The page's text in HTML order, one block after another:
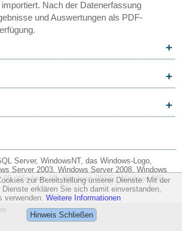
Nach der Datenerfassung
und Auswertungen als PDF-
Server, WindowsNT, das Windows-Logo,
Server 2003, Windows Server 2008, Windows
95, Windows 98, Windows 98SE, Windows ME,
Vista, Windows 7, Windows 8, Windows 10,
Microsoft Edge und Internet Explorer sind
oder Marken der Microsoft
und/oder anderen Ländern.
zur Bereitstellung unserer Dienste. Mit der
Dienste erklären Sie sich damit einverstanden,
verwenden. Weitere Informationen
Hinweis Schließen